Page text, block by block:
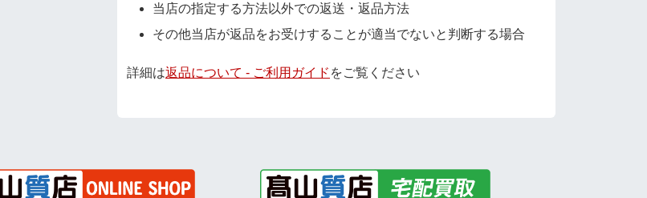
当店の指定する方法以外での返送・返品方法
その他当店が返品をお受けすることが適当でないと判断する場合
詳細は返品について - ご利用ガイド をご覧ください